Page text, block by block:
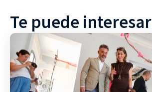
Te puede interesar